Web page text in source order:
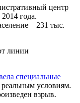
центр
года.
– 231 тыс.
линии
специальные
условиям.
взрыв.